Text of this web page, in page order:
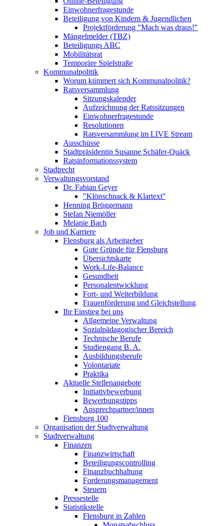
Einwohnerfragestunde
Beteiligung von Kindern & Jugendlichen
Projektförderung "Mach was draus!"
Mängelmelder (TBZ)
Beteiligungs ABC
Mobilitätsrat
Temporäre Spielstraße
Kommunalpolitik
Worum kümmert sich Kommunalpolitik?
Ratsversammlung
Sitzungskalender
Aufzeichnung der Ratssitzungen
Einwohnerfragestunde
Resolutionen
Ratsversammlung im LIVE Stream
Ausschüsse
Stadtpräsidentin Susanne Schäfer-Quäck
Ratsinformationssystem
Stadtrecht
Verwaltungsvorstand
Dr. Fabian Geyer
"Klönschnack & Klartext"
Henning Brüggemann
Stefan Niemöller
Melanie Bach
Job und Karriere
Flensburg als Arbeitgeber
Gute Gründe für Flensburg
Übersichtskarte
Work-Life-Balance
Gesundheit
Personalentwicklung
Fort- und Weiterbildung
Frauenförderung und Gleichstellung
Ihr Einstieg bei uns
Allgemeine Verwaltung
Sozialpädagogischer Bereich
Technische Berufe
Studiengang B. A.
Ausbildungsberufe
Volontariate
Praktika
Aktuelle Stellenangebote
Initiativbewerbung
Bewerbungstipps
Ansprechpartner/innen
Flensburg 100
Organisation der Stadtverwaltung
Stadtverwaltung
Finanzen
Finanzwirtschaft
Beteiligungscontrolling
Finanzbuchhaltung
Forderungsmanagement
Steuern
Pressestelle
Statistikstelle
Flensburg in Zahlen